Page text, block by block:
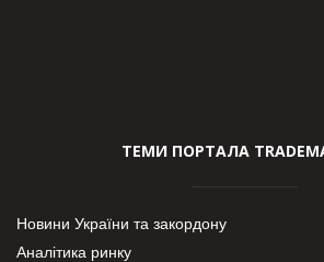
ТЕМИ ПОРТАЛА
Новини України та закордону
Аналітика ринку